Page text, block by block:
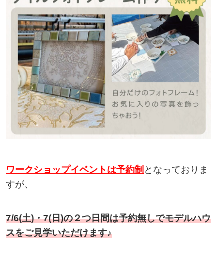
ワークショップイベントは予約制 となっておりま
すが、
7/6(土)・7(日)の２つ日間は予約無しでモデルハウ
スをご見学いただけます♪